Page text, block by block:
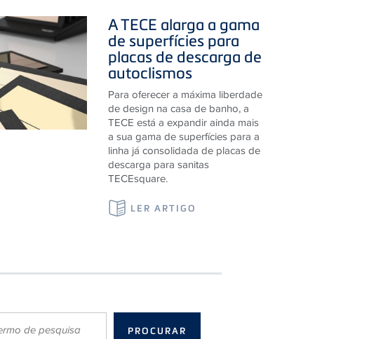
de superfícies para
placas de descarga de
autoclismos
Para oferecer a máxima liberdade
de design na casa de banho, a
TECE está a expandir ainda mais
a sua gama de superfícies para a
linha já consolidada de placas de
descarga para sanitas
TECEsquare.
LER ARTIGO